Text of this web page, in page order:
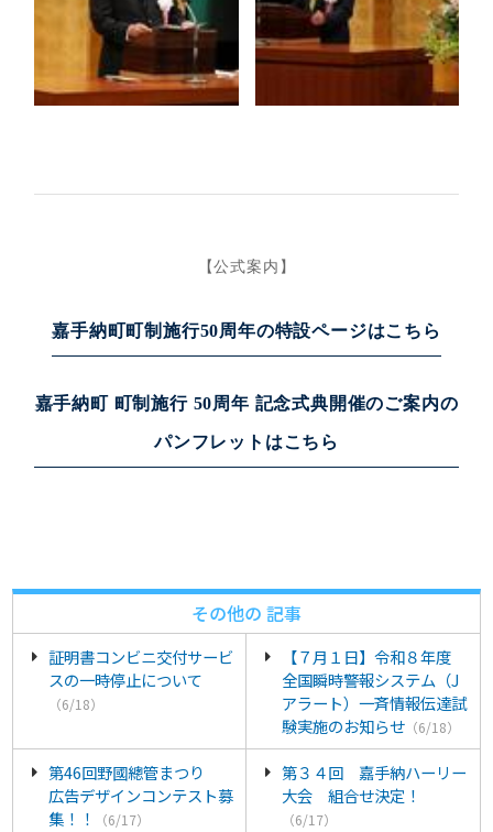
【公式案内】
嘉手納町町制施行50周年の特設ページはこちら
嘉手納町 町制施行 50周年 記念式典開催のご案内の
パンフレットはこちら
その他の 記事
証明書コンビニ交付サービ
スの一時停止について
（6/18）
【７月１日】令和８年度
全国瞬時警報システム（J
アラート）一斉情報伝達試
験実施のお知らせ （6/18）
第46回野國總管まつり
広告デザインコンテスト募
集！！
（6/17）
第３４回 嘉手納ハーリー
大会 組合せ決定！
（6/17）